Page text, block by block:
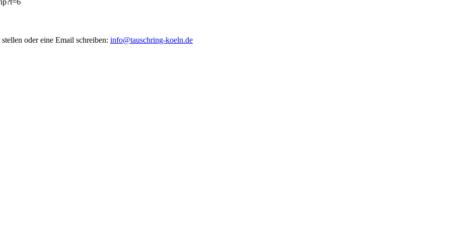
oder eine Email schreiben: info@tauschring-koeln.de